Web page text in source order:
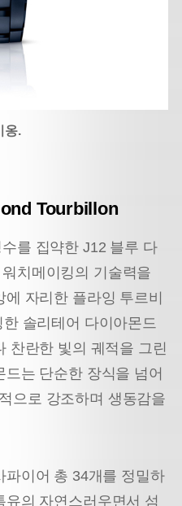
옹.
Tourbillon
를 집약한 J12 블루 다
치메이킹의 기술력을
자리한 플라잉 투르비
솔리테어 다이아몬드
찬란한 빛의 궤적을 그린
는 단순한 장식을 넘어
으로 강조하며 생동감을
파이어 총 34개를 정밀하
의 자연스러우면서 섬